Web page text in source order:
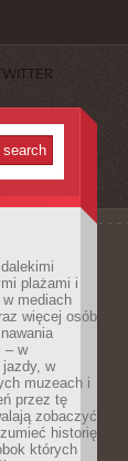
TWITTER
plażami i
mediach
więcej osób
– w
w
muzeach i
przez tę
zobaczyć
historię
których